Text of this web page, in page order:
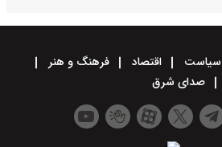
سیاست اقتصاد
فرهنگ و هنر
صدای شرق